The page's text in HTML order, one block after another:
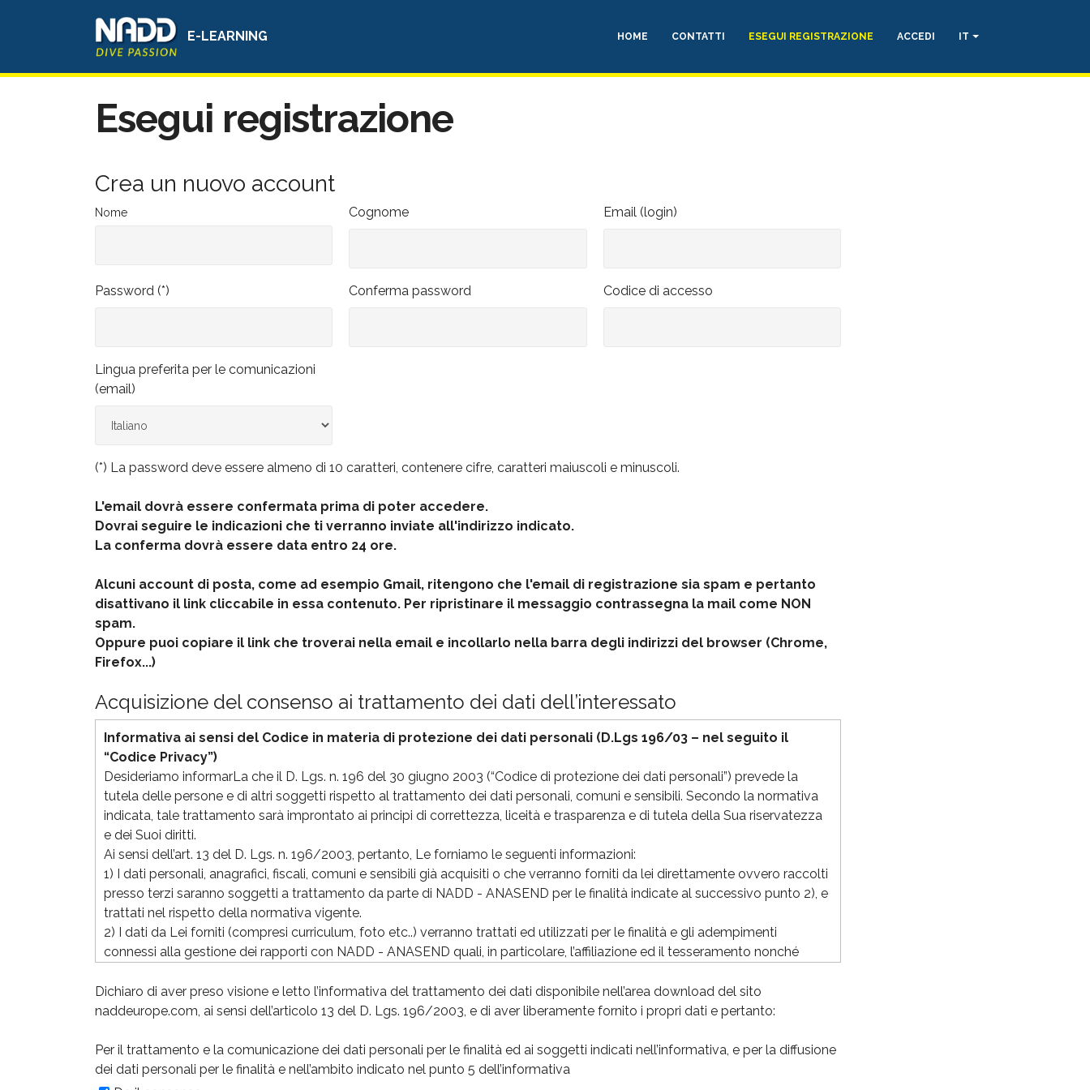
E-LEARNING HOME CONTATTI ESEGUI REGISTRAZIONE ACCEDI IT
Esegui registrazione
Crea un nuovo account
Nome Cognome Email (login)
Password (*) Conferma password Codice di accesso
Lingua preferita per le comunicazioni
(email)
(*) La password deve essere almeno di 10 caratteri, contenere cifre, caratteri maiuscoli e minuscoli.
L'email dovrà essere confermata prima di poter accedere.
Dovrai seguire le indicazioni che ti verranno inviate all'indirizzo indicato.
La conferma dovrà essere data entro 24 ore.
Alcuni account di posta, come ad esempio Gmail, ritengono che l'email di registrazione sia spam e pertanto
disattivano il link cliccabile in essa contenuto. Per ripristinare il messaggio contrassegna la mail come NON
spam.
Oppure puoi copiare il link che troverai nella email e incollarlo nella barra degli indirizzi del browser (Chrome,
Firefox...)
Acquisizione del consenso ai trattamento dei dati dell’interessato
Informativa ai sensi del Codice in materia di protezione dei dati personali (D.Lgs 196/03 – nel seguito il
“Codice Privacy”)
Desideriamo informarLa che il D. Lgs. n. 196 del 30 giugno 2003 (“Codice di protezione dei dati personali”) prevede la
tutela delle persone e di altri soggetti rispetto al trattamento dei dati personali, comuni e sensibili. Secondo la normativa
indicata, tale trattamento sarà improntato ai principi di correttezza, liceità e trasparenza e di tutela della Sua riservatezza
e dei Suoi diritti.
Ai sensi dell’art. 13 del D. Lgs. n. 196/2003, pertanto, Le forniamo le seguenti informazioni:
1) I dati personali, anagrafici, fiscali, comuni e sensibili già acquisiti o che verranno forniti da lei direttamente ovvero raccolti
presso terzi saranno soggetti a trattamento da parte di NADD - ANASEND per le finalità indicate al successivo punto 2), e
trattati nel rispetto della normativa vigente.
2) I dati da Lei forniti (compresi curriculum, foto etc..) verranno trattati ed utilizzati per le finalità e gli adempimenti
connessi alla gestione dei rapporti con NADD - ANASEND quali, in particolare, l’affiliazione ed il tesseramento nonché
disposizioni impartite da autorità a ciò legittimate dalla legge;
3) Il trattamento dei dati (compresi curriculum, foto etc..) potrà riguardare tutte le operazioni indicate all’art.4, comma 1,
Il trattamento sarà effettuato con modalità e strumenti idonei a garantire la sicurezza e la riservatezza e potrà essere
effettuato mediante strumenti manuali, informatici o telematici atti a gestire, memorizzare e trasmettere i dati stessi su
Dichiaro di aver preso visione e letto l’informativa del trattamento dei dati disponibile nell’area download del sito
naddeurope.com, ai sensi dell’articolo 13 del D. Lgs. 196/2003, e di aver liberamente fornito i propri dati e pertanto:
Per il trattamento e la comunicazione dei dati personali per le finalità ed ai soggetti indicati nell’informativa, e per la diffusione
dei dati personali per le finalità e nell’ambito indicato nel punto 5 dell’informativa